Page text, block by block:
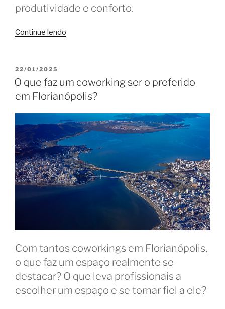
produtividade e conforto.
Continue lendo
sua
rotina
aumente
sua
produtividade”
PUBLICADO
EM
22/01/2025
O que faz um coworking ser o preferido
em Florianópolis?
Com tantos coworkings em Florianópolis,
o que faz um espaço realmente se
destacar? O que leva profissionais a
escolher um espaço e se tornar fiel a ele?